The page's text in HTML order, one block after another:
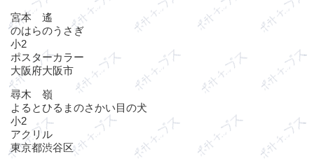
宮本 遙
のはらのうさぎ
小2
ポスターカラー
大阪府大阪市
尋木 嶺
よるとひるまのさかい目の犬
小2
アクリル
東京都渋谷区